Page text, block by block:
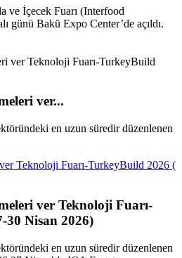
ve İçecek Fuarı (Interfood
günü Bakü Expo Center’de açıldı.
ver...
en uzun süredir düzenlenen
Teknoloji Fuarı-TurkeyBuild 2026 (
ver Teknoloji Fuarı-
30 Nisan 2026)
en uzun süredir düzenlenen